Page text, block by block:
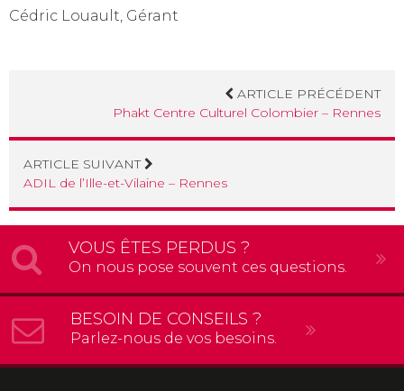
Cédric Louault, Gérant
ARTICLE PRÉCÉDENT
Phakt Centre Culturel Colombier – Rennes
ARTICLE SUIVANT
ADIL de l’Ille-et-Vilaine – Rennes
VOUS ÊTES PERDUS ?
On nous pose souvent ces questions.
BESOIN DE CONSEILS ?
Parlez-nous de vos besoins.